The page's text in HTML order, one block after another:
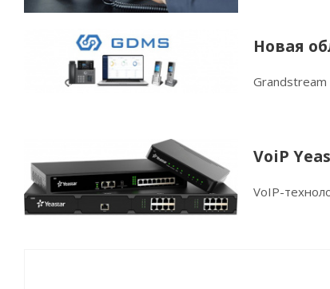
Новая
Grandstream
VoiP
VoIP-